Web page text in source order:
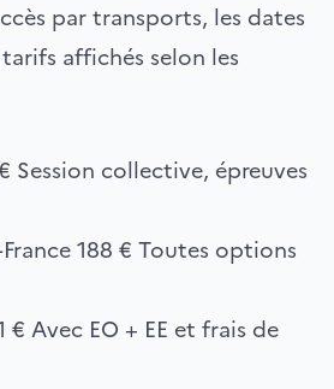
par transports, les dates
affichés selon les
Session collective, épreuves
188 € Toutes options
€ Avec EO + EE et frais de